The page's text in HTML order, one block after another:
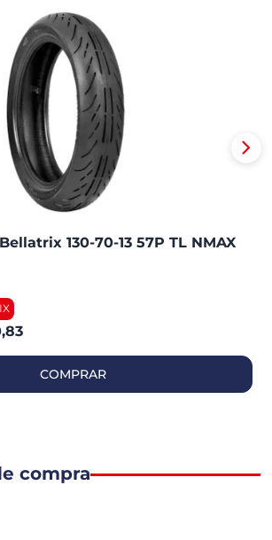
130-70-13 57P TL NMAX
COMPRAR
compra